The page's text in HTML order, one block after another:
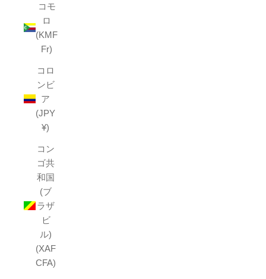
コモ
ロ
(KMF
Fr)
コロ
ンビ
ア
(JPY
¥)
コン
ゴ共
和国
(ブ
ラザ
ビ
ル)
(XAF
CFA)